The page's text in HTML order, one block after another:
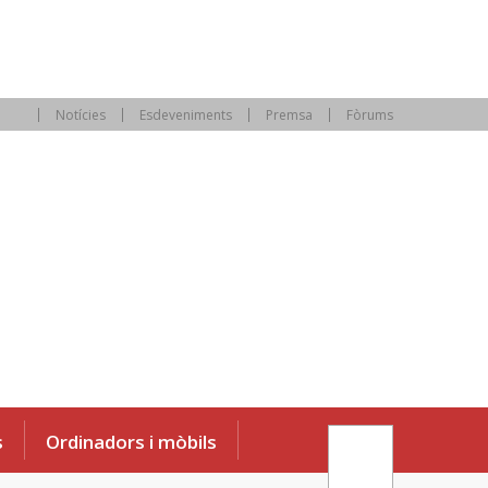
Notícies Esdeveniments Premsa Fòrums
Ordinadors i mòbils